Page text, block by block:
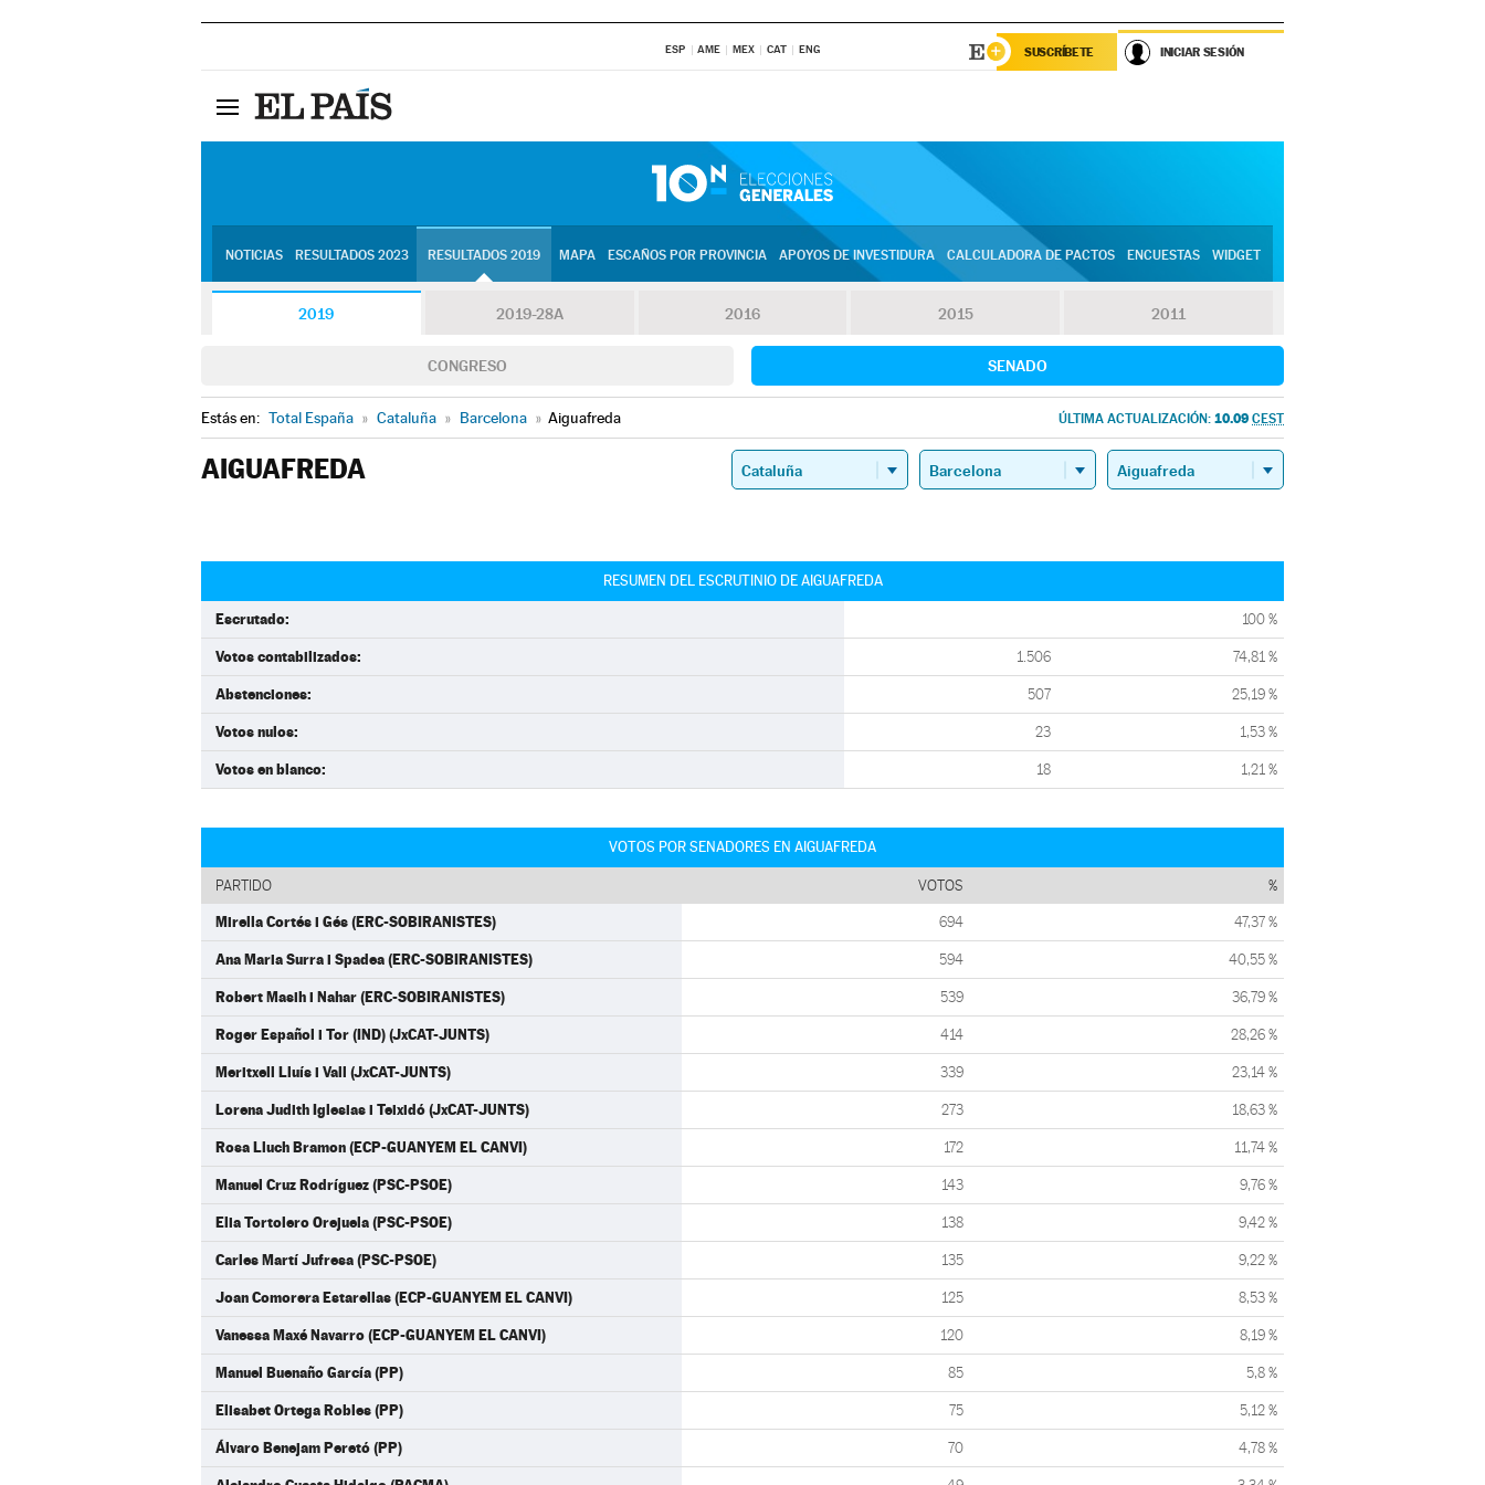
ESP AME MEX CAT ENG SUSCRÍBETE INICIAR SESIÓN
NOTICIAS RESULTADOS 2023 RESULTADOS 2019 MAPA ESCAÑOS POR PROVINCIA APOYOS DE INVESTIDURA CALCULADORA DE PACTOS ENCUESTAS WIDGET
2019 2019-28A 2016 2015 2011
CONGRESO SENADO
Estás en: Total España » Cataluña » Barcelona » Aiguafreda ÚLTIMA ACTUALIZACIÓN: 10.09 CEST
AIGUAFREDA
RESUMEN DEL ESCRUTINIO DE AIGUAFREDA
Escrutado: 100 %
Votos contabilizados: 1.506 74,81 %
Abstenciones: 507 25,19 %
Votos nulos: 23 1,53 %
Votos en blanco: 18 1,21 %
VOTOS POR SENADORES EN AIGUAFREDA
PARTIDO VOTOS %
Mirella Cortés i Gés (ERC-SOBIRANISTES) 694 47,37 %
Ana Maria Surra i Spadea (ERC-SOBIRANISTES) 594 40,55 %
Robert Masih i Nahar (ERC-SOBIRANISTES) 539 36,79 %
Roger Español i Tor (IND) (JxCAT-JUNTS) 414 28,26 %
Meritxell Lluís i Vall (JxCAT-JUNTS) 339 23,14 %
Lorena Judith Iglesias i Teixidó (JxCAT-JUNTS) 273 18,63 %
Rosa Lluch Bramon (ECP-GUANYEM EL CANVI) 172 11,74 %
Manuel Cruz Rodríguez (PSC-PSOE) 143 9,76 %
Elia Tortolero Orejuela (PSC-PSOE) 138 9,42 %
Carles Martí Jufresa (PSC-PSOE) 135 9,22 %
Joan Comorera Estarellas (ECP-GUANYEM EL CANVI) 125 8,53 %
Vanessa Maxé Navarro (ECP-GUANYEM EL CANVI) 120 8,19 %
Manuel Buenaño García (PP) 85 5,8 %
Elisabet Ortega Robles (PP) 75 5,12 %
Álvaro Benejam Peretó (PP) 70 4,78 %